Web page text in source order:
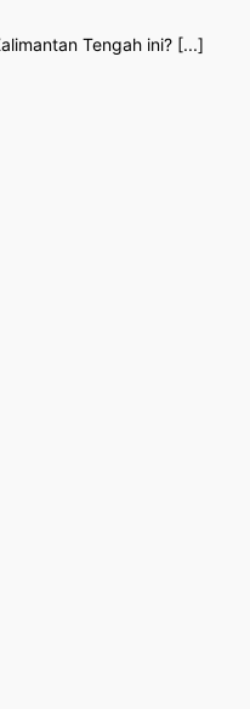
Tengah ini? [...]